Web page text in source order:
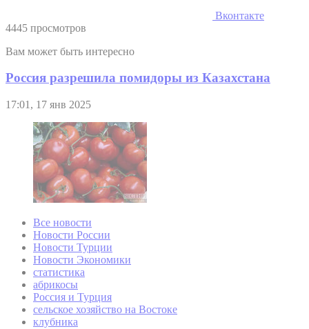
Вконтакте
4445 просмотров
Вам может быть интересно
Россия разрешила помидоры из Казахстана
17:01, 17 янв 2025
Все новости
Новости России
Новости Турции
Новости Экономики
статистика
абрикосы
Россия и Турция
сельское хозяйство на Востоке
клубника